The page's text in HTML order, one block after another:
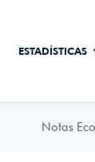
ESTADÍSTICAS
Notas